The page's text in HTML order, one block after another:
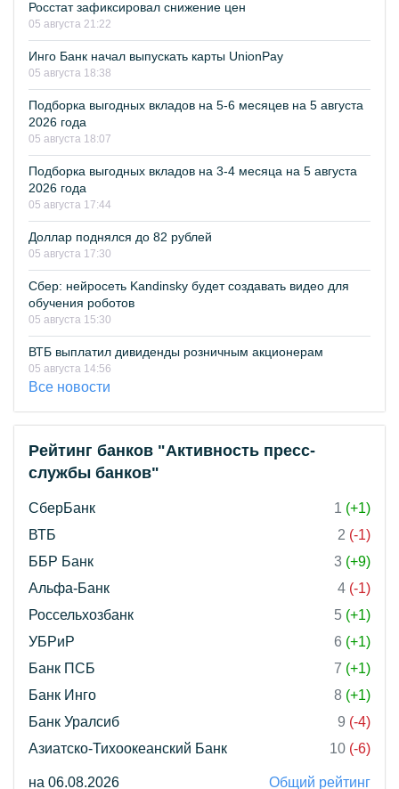
Росстат зафиксировал снижение цен
05 августа 21:22
Инго Банк начал выпускать карты UnionPay
05 августа 18:38
Подборка выгодных вкладов на 5-6 месяцев на 5 августа
2026 года
05 августа 18:07
Подборка выгодных вкладов на 3-4 месяца на 5 августа
2026 года
05 августа 17:44
Доллар поднялся до 82 рублей
05 августа 17:30
Сбер: нейросеть Kandinsky будет создавать видео для
обучения роботов
05 августа 15:30
ВТБ выплатил дивиденды розничным акционерам
05 августа 14:56
Все новости
Рейтинг банков "Активность пресс-
службы банков"
СберБанк 1 (+1)
ВТБ
2 (-1)
ББР Банк
3 (+9)
Альфа-Банк
4 (-1)
Россельхозбанк
5 (+1)
УБРиР
6 (+1)
Банк ПСБ
7 (+1)
Банк Инго
8 (+1)
Банк Уралсиб
9 (-4)
Азиатско-Тихоокеанский Банк
10 (-6)
на 06.08.2026 Общий рейтинг